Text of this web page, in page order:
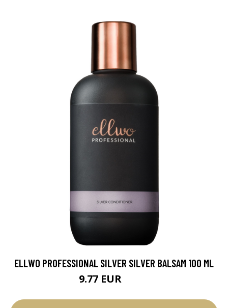
ELLWO PROFESSIONAL SILVER SILVER BALSAM 100 ML
9.77 EUR